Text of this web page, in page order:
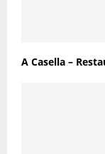
A Casella –